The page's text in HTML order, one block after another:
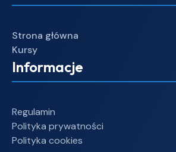
Strona główna
Kursy
Informacje
Regulamin
Polityka prywatności
Polityka cookies